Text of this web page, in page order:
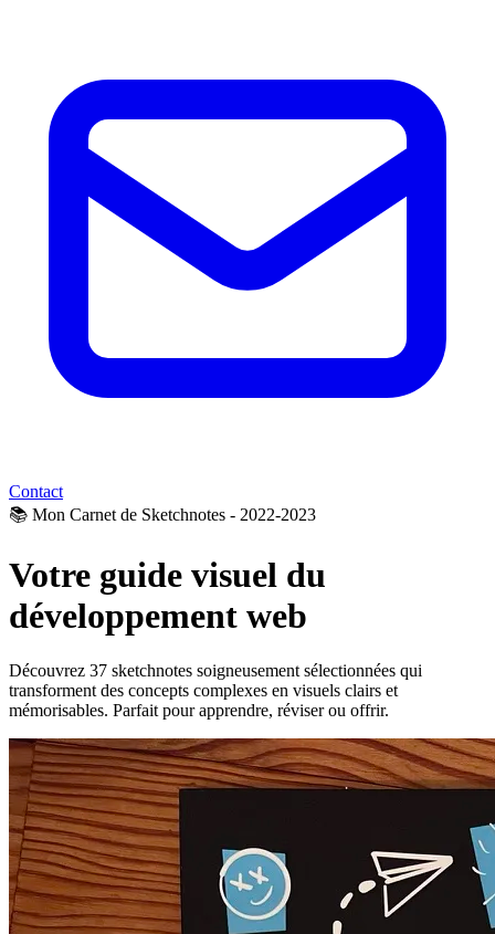
Contact
📚 Mon Carnet de Sketchnotes - 2022-2023
Votre guide visuel du
développement web
Découvrez 37 sketchnotes soigneusement sélectionnées qui
transforment des concepts complexes en visuels clairs et
mémorisables. Parfait pour apprendre, réviser ou offrir.